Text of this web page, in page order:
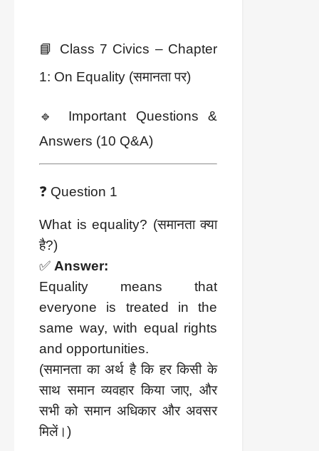
📘 Class 7 Civics – Chapter
1: On Equality (समानता पर)
🔹 Important Questions &
Answers (10 Q&A)
❓ Question 1
What is equality? (समानता क्या
है?)
✅ Answer:
Equality means that
everyone is treated in the
same way, with equal rights
and opportunities.
(समानता का अर्थ है कि हर किसी के
साथ समान व्यवहार किया जाए, और
सभी को समान अधिकार और अवसर
मिलें।)